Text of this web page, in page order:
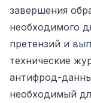
завершения
необходимого
претензий и
технические
антифрод-
необходимый